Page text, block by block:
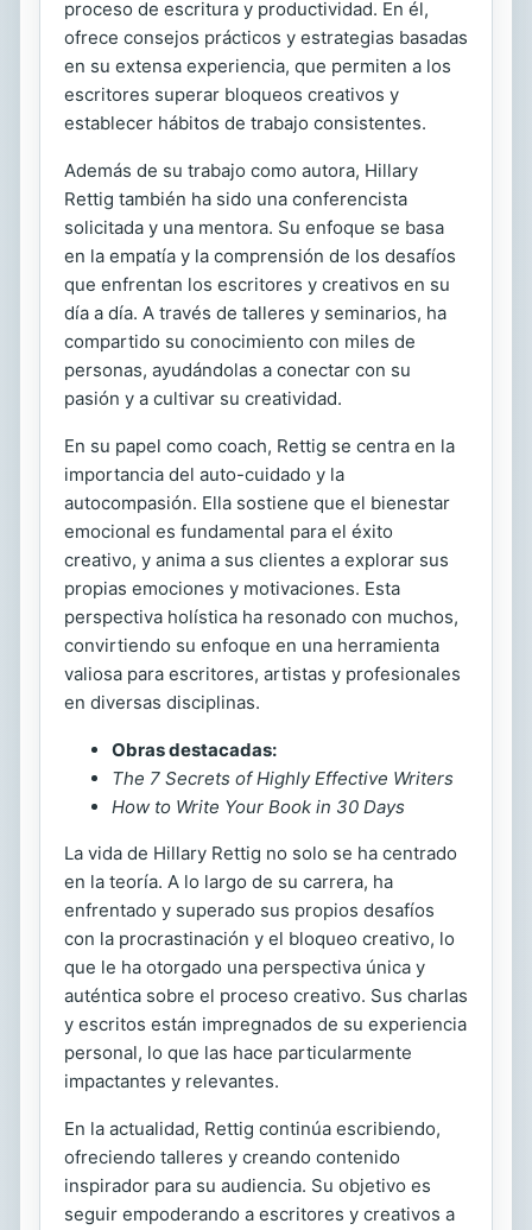
proceso de escritura y productividad. En él,
ofrece consejos prácticos y estrategias basadas
en su extensa experiencia, que permiten a los
escritores superar bloqueos creativos y
establecer hábitos de trabajo consistentes.
Además de su trabajo como autora, Hillary
Rettig también ha sido una conferencista
solicitada y una mentora. Su enfoque se basa
en la empatía y la comprensión de los desafíos
que enfrentan los escritores y creativos en su
día a día. A través de talleres y seminarios, ha
compartido su conocimiento con miles de
personas, ayudándolas a conectar con su
pasión y a cultivar su creatividad.
En su papel como coach, Rettig se centra en la
importancia del auto-cuidado y la
autocompasión. Ella sostiene que el bienestar
emocional es fundamental para el éxito
creativo, y anima a sus clientes a explorar sus
propias emociones y motivaciones. Esta
perspectiva holística ha resonado con muchos,
convirtiendo su enfoque en una herramienta
valiosa para escritores, artistas y profesionales
en diversas disciplinas.
Obras destacadas:
The 7 Secrets of Highly Effective Writers
How to Write Your Book in 30 Days
La vida de Hillary Rettig no solo se ha centrado
en la teoría. A lo largo de su carrera, ha
enfrentado y superado sus propios desafíos
con la procrastinación y el bloqueo creativo, lo
que le ha otorgado una perspectiva única y
auténtica sobre el proceso creativo. Sus charlas
y escritos están impregnados de su experiencia
personal, lo que las hace particularmente
impactantes y relevantes.
En la actualidad, Rettig continúa escribiendo,
ofreciendo talleres y creando contenido
inspirador para su audiencia. Su objetivo es
seguir empoderando a escritores y creativos a